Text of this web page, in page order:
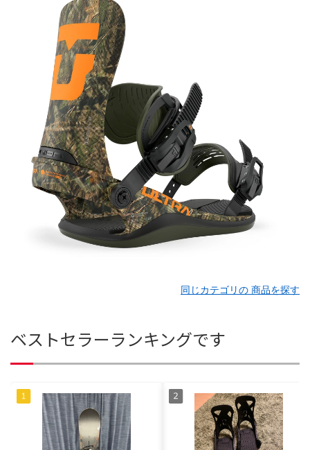
同じカテゴリの 商品を探す
ベストセラーランキングです